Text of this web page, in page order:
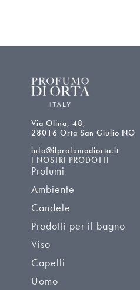
Via Olina, 48,
28016 Orta San Giulio NO
info@ilprofumodiorta.it
I NOSTRI PRODOTTI
Profumi
Ambiente
Candele
Prodotti per il bagno
Viso
Capelli
Uomo